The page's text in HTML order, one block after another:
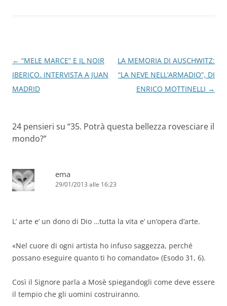
Navigazione
articolo
← “MELE MARCE” E IL NOIR
IBERICO. INTERVISTA A JUAN
MADRID
LA MEMORIA DI AUSCHWITZ:
“LA NEVE NELL’ARMADIO”, DI
ENRICO MOTTINELLI →
24 pensieri su “35. Potrà questa bellezza rovesciare il
mondo?”
ema
29/01/2013 alle 16:23
L’ arte e’ un dono di Dio …tutta la vita e’ un’opera d’arte.
«Nel cuore di ogni artista ho infuso saggezza, perché
possano eseguire quanto ti ho comandato» (Esodo 31, 6).
Così il Signore parla a Mosè spiegandogli come deve essere
il tempio che gli uomini costruiranno.